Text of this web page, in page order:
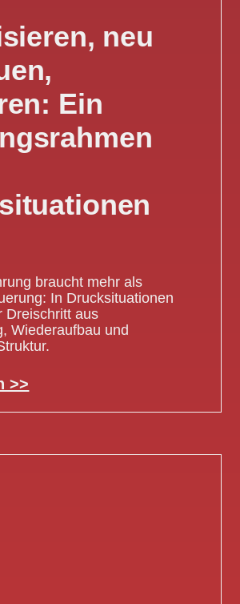
neu
Ein
braucht mehr als
In Drucksituationen
Dreischritt aus
Wiederaufbau und
>>